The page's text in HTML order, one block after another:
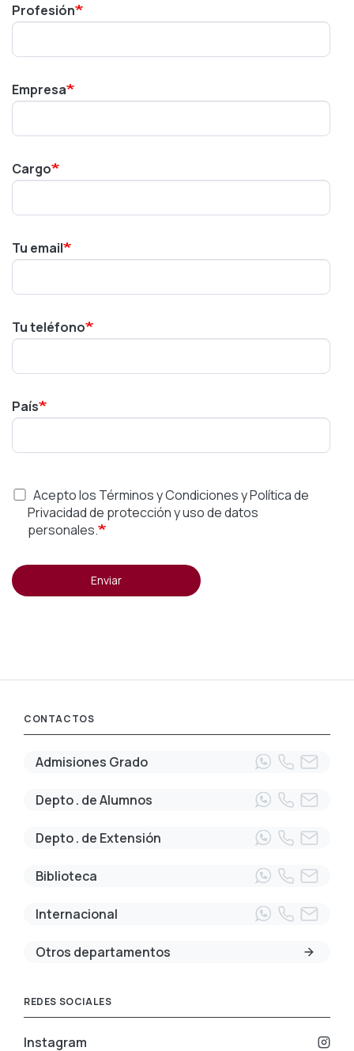
Profesión
Empresa
Cargo
Tu email
Tu teléfono
País
Acepto los Términos y Condiciones y Política de
Privacidad de protección y uso de datos
personales.
Enviar
CONTACTOS
Admisiones Grado
Depto . de Alumnos
Depto . de Extensión
Biblioteca
Internacional
Otros departamentos
REDES SOCIALES
Instagram